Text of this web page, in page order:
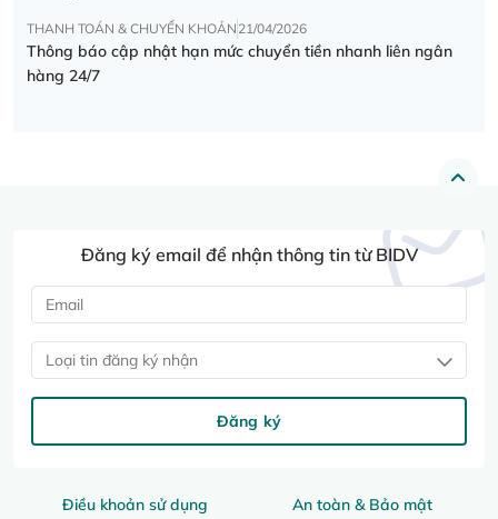
THANH TOÁN & CHUYỂN KHOẢN 21/04/2026
Thông báo cập nhật hạn mức chuyển tiền nhanh liên ngân
hàng 24/7
Điều khoản sử dụng
An toàn & Bảo mật
Đăng ký email để nhận thông tin từ BIDV
Loại tin đăng ký nhận
Đăng ký